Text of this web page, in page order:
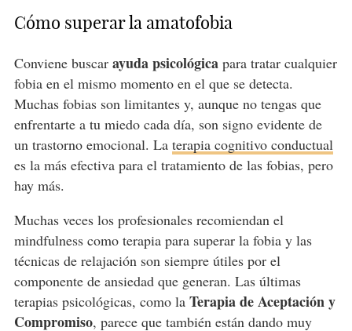
Cómo superar la amatofobia
Conviene buscar ayuda psicológicapara tratar cualquier
fobia en el mismo momento en el que se detecta.
Muchas fobias son limitantes y, aunque no tengas que
enfrentarte a tu miedo cada día, son signo evidente de
un trastorno emocional. La terapia cognitivo conductual
es la más efectiva para el tratamiento de las fobias, pero
hay más.
Muchas veces los profesionales recomiendan el
mindfulness como terapia para superar la fobia y las
técnicas de relajación son siempre útiles por el
componente de ansiedad que generan. Las últimas
terapias psicológicas, como la Terapia de Aceptación y
Compromiso, parece que también están dando muy